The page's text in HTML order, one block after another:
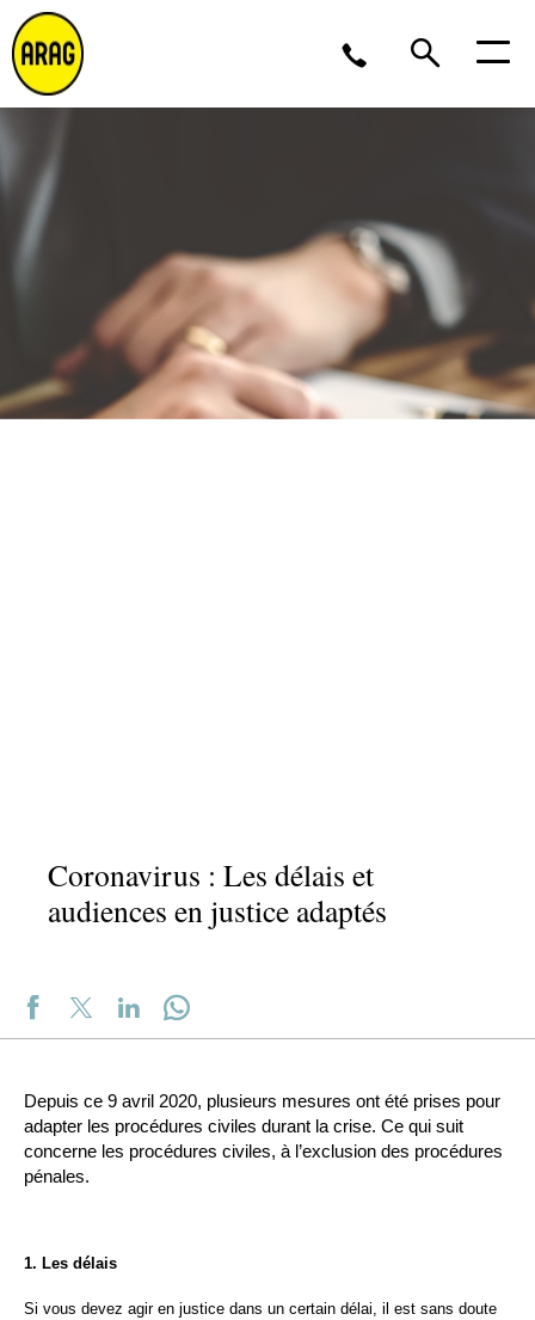
Coronavirus : Les délais et
audiences en justice adaptés
Depuis ce 9 avril 2020, plusieurs mesures ont été prises pour
adapter les procédures civiles durant la crise. Ce qui suit
concerne les procédures civiles, à l’exclusion des procédures
pénales.
1. Les délais
Si vous devez agir en justice dans un certain délai, il est sans doute